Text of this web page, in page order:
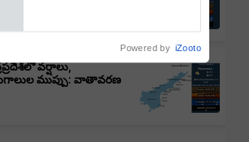
వచ్చే అవకాశం:
వర్షాలు,
ముప్పు: వాతావరణ
Powered by iZooto